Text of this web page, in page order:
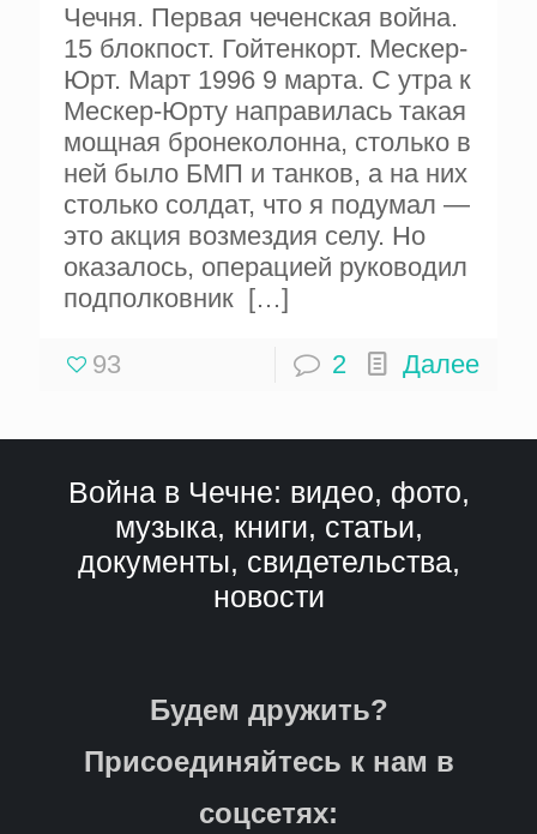
Чечня. Первая чеченская война.
15 блокпост. Гойтенкорт. Мескер-
Юрт. Март 1996 9 марта. С утра к
Мескер-Юрту направилась такая
мощная бронеколонна, столько в
ней было БМП и танков, а на них
столько солдат, что я подумал —
это акция возмездия селу. Но
оказалось, операцией руководил
подполковник […]
93 2 Далее
Война в Чечне: видео, фото,
музыка, книги, статьи,
документы, свидетельства,
новости
Будем дружить?
Присоединяйтесь к нам в
соцсетях: